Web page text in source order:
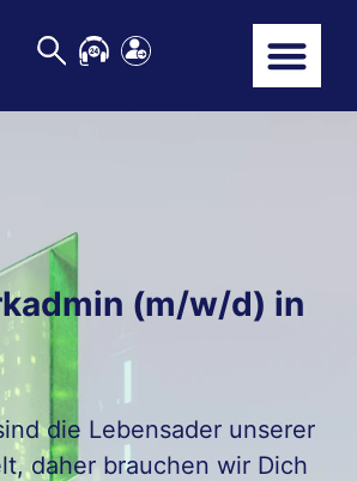
(m/w/d) in
die Lebensader unserer
daher brauchen wir Dich